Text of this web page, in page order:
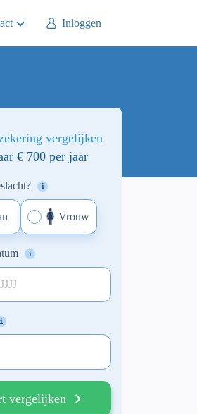
Inloggen
vergelijken
€ 700 per jaar
Vrouw
vergelijken